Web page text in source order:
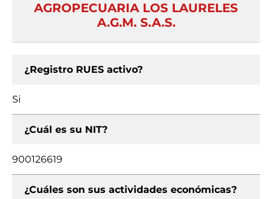
AGROPECUARIA LOS LAURELES
A.G.M. S.A.S.
¿Registro RUES activo?
Si
¿Cuál es su NIT?
900126619
¿Cuáles son sus actividades económicas?